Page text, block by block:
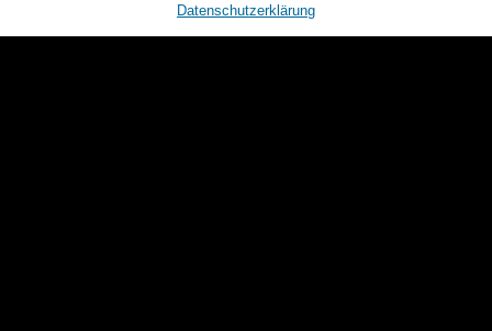
Datenschutzerklärung